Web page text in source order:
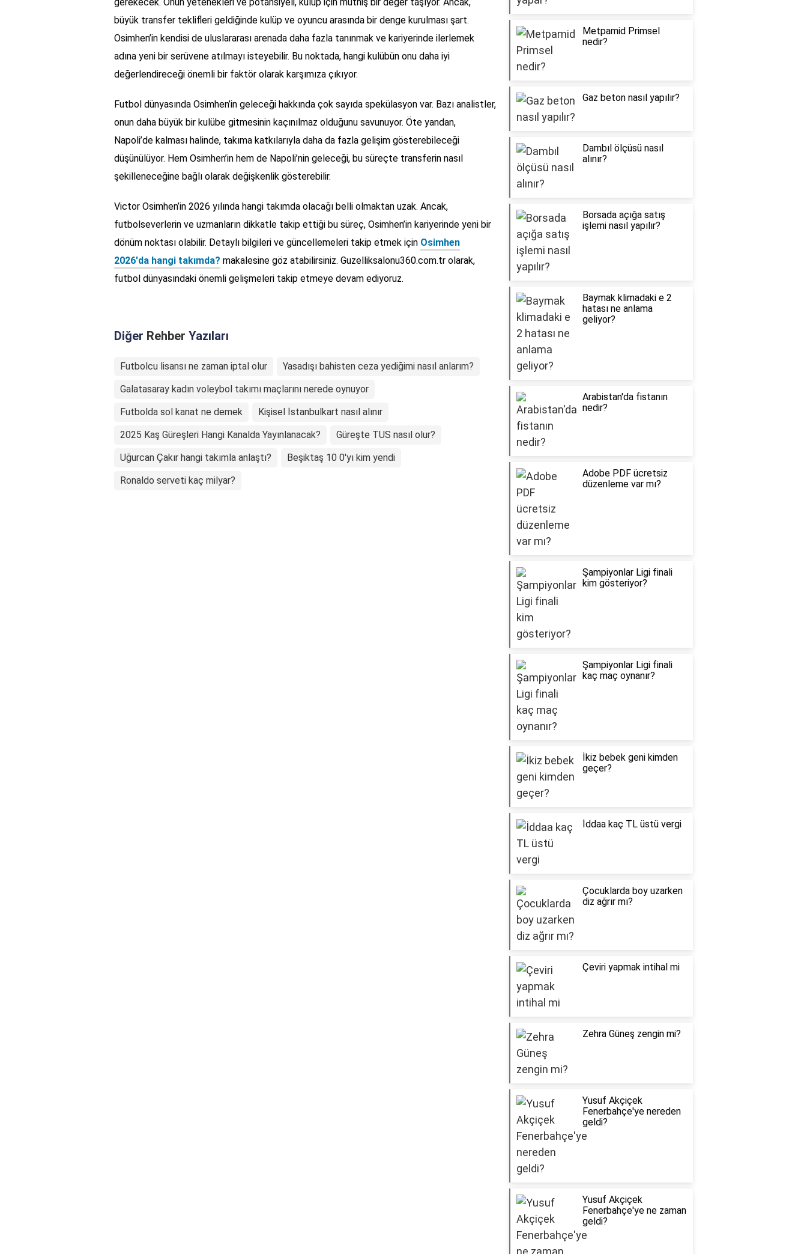
büyük transfer teklifleri geldiğinde kulüp ve oyuncu arasında bir denge kurulması şart.
Osimhen’in kendisi de uluslararası arenada daha fazla tanınmak ve kariyerinde ilerlemek
adına yeni bir serüvene atılmayı isteyebilir. Bu noktada, hangi kulübün onu daha iyi
değerlendireceği önemli bir faktör olarak karşımıza çıkıyor.
Futbol dünyasında Osimhen’in geleceği hakkında çok sayıda spekülasyon var. Bazı analistler,
onun daha büyük bir kulübe gitmesinin kaçınılmaz olduğunu savunuyor. Öte yandan,
Napoli’de kalması halinde, takıma katkılarıyla daha da fazla gelişim gösterebileceği
düşünülüyor. Hem Osimhen’in hem de Napoli’nin geleceği, bu süreçte transferin nasıl
şekilleneceğine bağlı olarak değişkenlik gösterebilir.
Victor Osimhen’in 2026 yılında hangi takımda olacağı belli olmaktan uzak. Ancak,
futbolseverlerin ve uzmanların dikkatle takip ettiği bu süreç, Osimhen’in kariyerinde yeni bir
dönüm noktası olabilir. Detaylı bilgileri ve güncellemeleri takip etmek için Osimhen
2026'da hangi takımda? makalesine göz atabilirsiniz. Guzelliksalonu360.com.tr olarak,
futbol dünyasındaki önemli gelişmeleri takip etmeye devam ediyoruz.
Diğer Rehber Yazıları
Futbolcu lisansı ne zaman iptal olur
Yasadışı bahisten ceza yediğimi nasıl anlarım?
Galatasaray kadın voleybol takımı maçlarını nerede oynuyor
Futbolda sol kanat ne demek
Kişisel İstanbulkart nasıl alınır
2025 Kaş Güreşleri Hangi Kanalda Yayınlanacak?
Güreşte TUS nasıl olur?
Uğurcan Çakır hangi takımla anlaştı?
Beşiktaş 10 0'yı kim yendi
Ronaldo serveti kaç milyar?
Metpamid Primsel
nedir?
Gaz beton nasıl yapılır?
Dambıl ölçüsü nasıl
alınır?
Borsada açığa satış
işlemi nasıl yapılır?
Baymak klimadaki e 2
hatası ne anlama
geliyor?
Arabistan'da fistanın
nedir?
Adobe PDF ücretsiz
düzenleme var mı?
Şampiyonlar Ligi finali
kim gösteriyor?
Şampiyonlar Ligi finali
kaç maç oynanır?
İkiz bebek geni kimden
geçer?
İddaa kaç TL üstü vergi
Çocuklarda boy uzarken
diz ağrır mı?
Çeviri yapmak intihal mi
Zehra Güneş zengin mi?
Yusuf Akçiçek
Fenerbahçe'ye nereden
geldi?
Yusuf Akçiçek
Fenerbahçe'ye ne zaman
geldi?